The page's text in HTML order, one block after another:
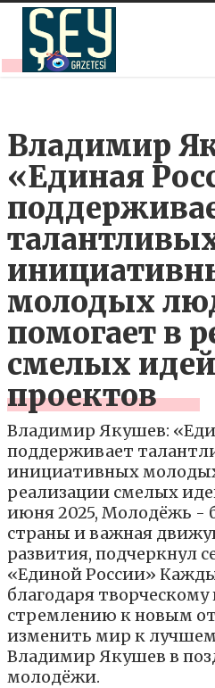
Владимир
«Единая
молодых
помогает в
смелых
проектов
Владимир Якушев:
поддерживает
инициативных
реализации смелых
июня 2025, Молодёжь -
страны и важная
развития, подчеркнул
«Единой России»
благодаря творческому
стремлению к новым
изменить мир к
Владимир Якушев в
молодёжи.